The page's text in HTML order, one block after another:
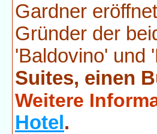
Gardner
Gründer der
'Baldovino' und
Suites, einen
Weitere
Hotel .